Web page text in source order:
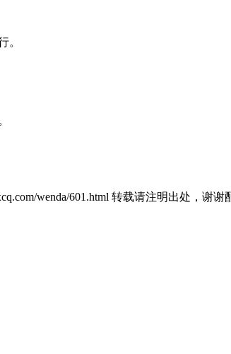
。
wenda/601.html 转载请注明出处，谢谢